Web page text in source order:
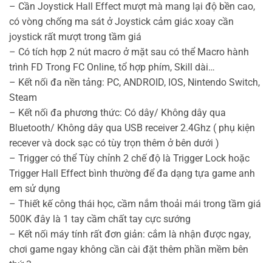
– Cần Joystick Hall Effect mượt mà mang lại độ bền cao,
có vòng chống ma sát ở Joystick cảm giác xoay cần
joystick rất mượt trong tầm giá
– Có tích hợp 2 nút macro ở mặt sau có thể Macro hành
trình FD Trong FC Online, tổ hợp phím, Skill dài…
– Kết nối đa nền tảng: PC, ANDROID, IOS, Nintendo Switch,
Steam
– Kết nối đa phương thức: Có dây/ Không dây qua
Bluetooth/ Không dây qua USB receiver 2.4Ghz ( phụ kiện
recever và dock sạc có tùy trọn thêm ở bên dưới )
– Trigger có thể Tùy chỉnh 2 chế độ là Trigger Lock hoặc
Trigger Hall Effect bình thường để đa dạng tựa game anh
em sử dụng
– Thiết kế công thái học, cầm nắm thoải mái trong tầm giá
500K đây là 1 tay cầm chất tay cực sướng
– Kết nối máy tính rất đơn giản: cắm là nhận được ngay,
chơi game ngay không cần cài đặt thêm phần mềm bên